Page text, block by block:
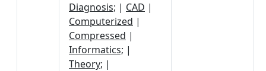
Diagnosis; | CAD |
Computerized |
Compressed |
Informatics; |
Theory; |